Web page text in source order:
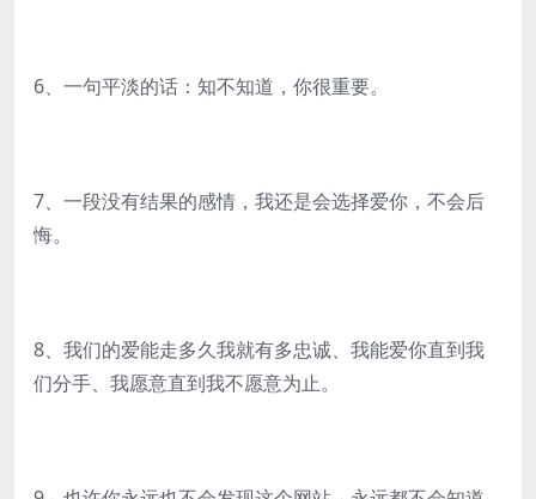
6、一句平淡的话：知不知道，你很重要。
7、一段没有结果的感情，我还是会选择爱你，不会后
悔。
8、我们的爱能走多久我就有多忠诚、我能爱你直到我
们分手、我愿意直到我不愿意为止。